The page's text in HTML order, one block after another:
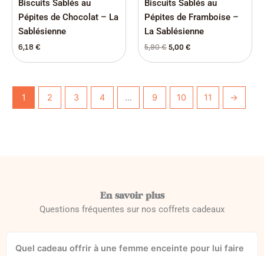
Biscuits Sablés au
Pépites de Chocolat – La
Sablésienne
6,18 €
Biscuits Sablés au
Pépites de Framboise –
La Sablésienne
5,90€5,00 €
1 2 3 4 … 9 10 11 →
En savoir plus
Questions fréquentes sur nos coffrets cadeaux
Quel cadeau offrir à une femme enceinte pour lui faire